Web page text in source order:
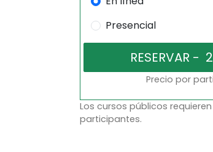
Presencial
Precio por
Los cursos públicos
participantes.